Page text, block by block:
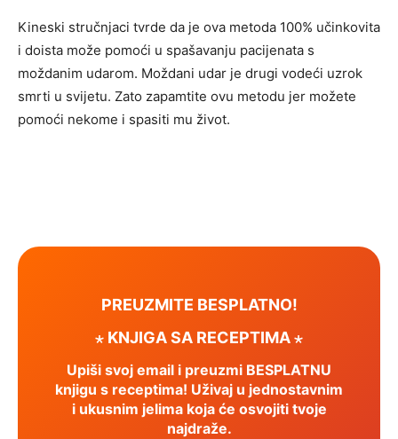
Kineski stručnjaci tvrde da je ova metoda 100% učinkovita
i doista može pomoći u spašavanju pacijenata s
moždanim udarom. Moždani udar je drugi vodeći uzrok
smrti u svijetu. Zato zapamtite ovu metodu jer možete
pomoći nekome i spasiti mu život.
PREUZMITE BESPLATNO!
⋆ KNJIGA SA RECEPTIMA ⋆
Upiši svoj email i preuzmi BESPLATNU
knjigu s receptima! Uživaj u jednostavnim
i ukusnim jelima koja će osvojiti tvoje
najdraže.